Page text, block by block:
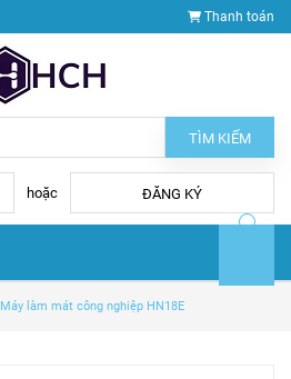
Thanh toán
TÌM KIẾM
hoặc ĐĂNG KÝ
Máy làm mát công nghiệp HN18E